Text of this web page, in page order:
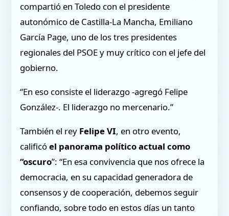
compartió en Toledo con el presidente
autonómico de Castilla-La Mancha, Emiliano
García Page, uno de los tres presidentes
regionales del PSOE y muy crítico con el jefe del
gobierno.
“En eso consiste el liderazgo -agregó Felipe
González-. El liderazgo no mercenario.”
También el rey Felipe VI, en otro evento,
calificóel panorama político actual como
“oscuro”: “En esa convivencia que nos ofrece la
democracia, en su capacidad generadora de
consensos y de cooperación, debemos seguir
confiando, sobre todo en estos días un tanto